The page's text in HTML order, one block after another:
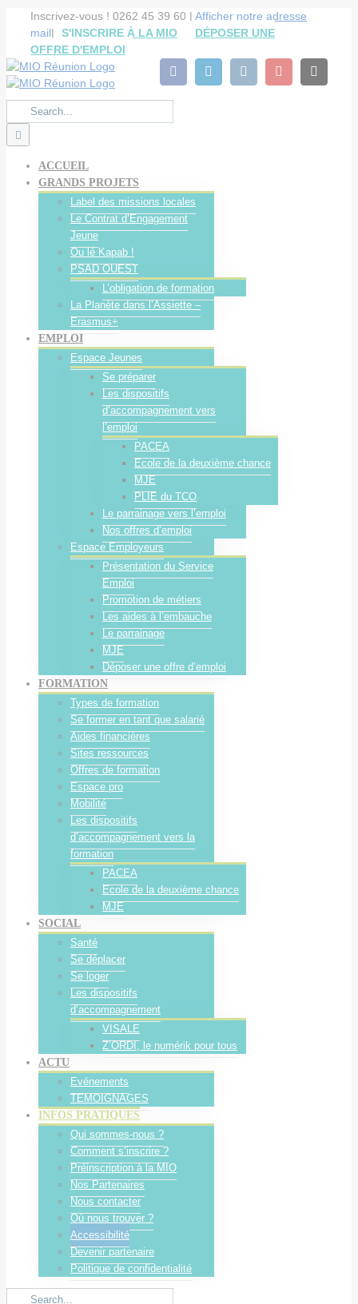
content
Inscrivez-vous ! 0262 45 39 60 | Afficher notre adresse
mail| S'INSCRIRE À LA MIO
DÉPOSER UNE
OFFRE D'EMPLOI
facebooklinkedin instagramyoutube
Search
for:
ACCUEIL
GRANDS PROJETS
Label des missions locales
Le Contrat d’Engagement
Jeune
Ou lé Kapab !
PSAD OUEST
L’obligation de formation
La Planète dans l’Assiette –
Erasmus+
EMPLOI
Espace Jeunes
Se préparer
Les dispositifs
d’accompagnement vers
l’emploi
PACEA
Ecole de la deuxième chance
MJE
PLIE du TCO
Le parrainage vers l’emploi
Nos offres d’emploi
Espace Employeurs
Présentation du Service
Emploi
Promotion de métiers
Les aides à l’embauche
Le parrainage
MJE
Déposer une offre d’emploi
FORMATION
Types de formation
Se former en tant que salarié
Aides financières
Sites ressources
Offres de formation
Espace pro
Mobilité
Les dispositifs
d’accompagnement vers la
formation
PACEA
Ecole de la deuxième chance
MJE
SOCIAL
Santé
Se déplacer
Se loger
Les dispositifs
d’accompagnement
VISALE
Z’ORDI, le numérik pour tous
ACTU
Evénements
TEMOIGNAGES
INFOS PRATIQUES
Qui sommes-nous ?
Comment s’inscrire ?
Préinscription à la MIO
Nos Partenaires
Nous contacter
Où nous trouver ?
Accessibilité
Devenir partenaire
Politique de confidentialité
Search